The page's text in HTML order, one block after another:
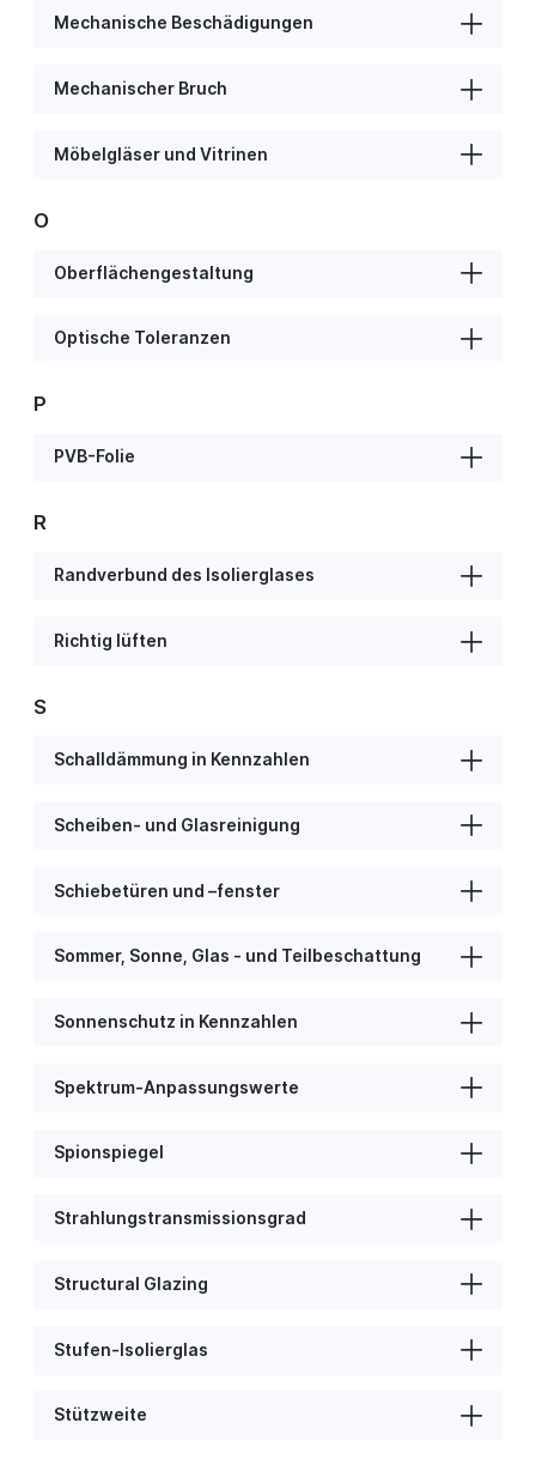
Mechanische Beschädigungen
Mechanischer Bruch
Möbelgläser und Vitrinen
O
Oberflächengestaltung
Optische Toleranzen
P
PVB-Folie
R
Randverbund des Isolierglases
Richtig lüften
S
Schalldämmung in Kennzahlen
Scheiben- und Glasreinigung
Schiebetüren und –fenster
Sommer, Sonne, Glas - und Teilbeschattung
Sonnenschutz in Kennzahlen
Spektrum-Anpassungswerte
Spionspiegel
Strahlungstransmissionsgrad
Structural Glazing
Stufen-Isolierglas
Stützweite